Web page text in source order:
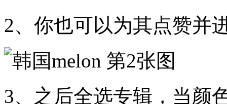
2、你也可以为其点赞并
3、之后全选专辑，当颜